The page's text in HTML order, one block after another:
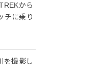
から
チに乗り
を撮影し